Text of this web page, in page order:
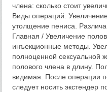
члена: сколько стоит
Виды операций.
утолщение пениса.
Главная / Увеличение
инъекционные методы.
полноценной сексуальной
полового члена в длину.
видимая. После операции
следует носить экстендер